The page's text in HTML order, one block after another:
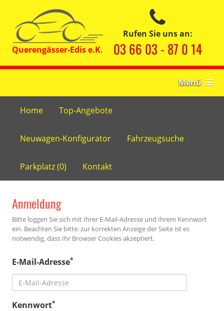
Rufen Sie uns an:
03 66 03 - 87 0 14
Menü
Home Top-Angebote
Neuwagen-Konfigurator Fahrzeugsuche
Parkplatz (0) Kontakt
Anmeldung
Bitte loggen Sie sich mit Ihrer E-Mail-Adresse und Ihrem Kennwort
ein. Beachten Sie bitte: zur korrekten Anzeige der Seite ist es
notwendig, dass Ihr Browser Cookies akzeptiert.
E-Mail-Adresse*
Kennwort*